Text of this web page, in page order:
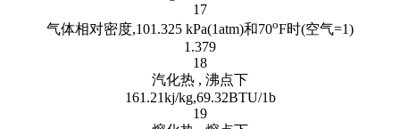
17
气体相对密度,101.325 kPa(1atm)和70oF时(空气=1)
1.379
18
汽化热 , 沸点下
161.21kj/kg,69.32BTU/1b
19